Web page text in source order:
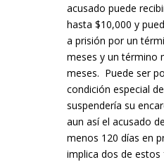
acusado puede
hasta $10,000 y
a prisión por un
meses y un término
meses. Puede ser
condición especial
suspendería su
aun así el acusado
menos 120 días en
implica dos de